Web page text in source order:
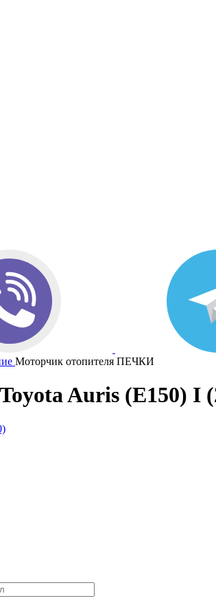
Моторчик отопителя ПЕЧКИ
Auris (E150) I